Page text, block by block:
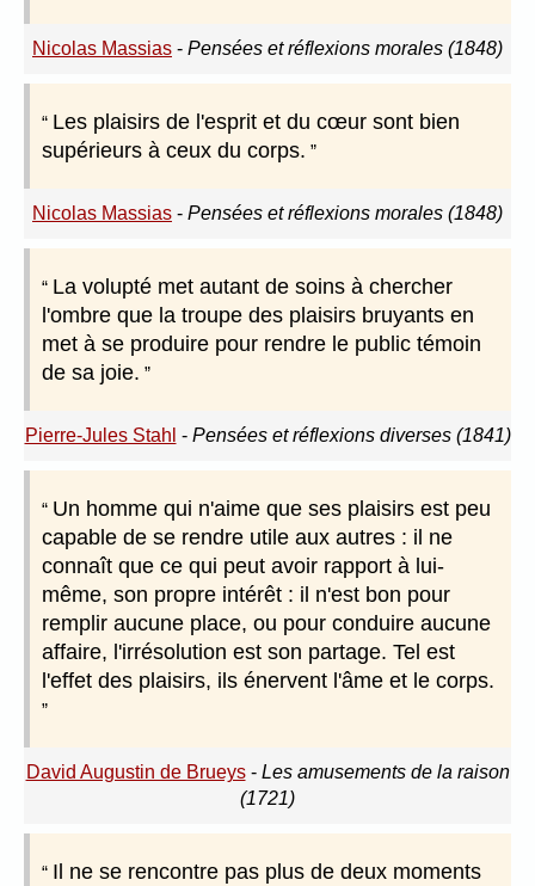
Nicolas Massias - Pensées et réflexions morales (1848)
Les plaisirs de l'esprit et du cœur sont bien
supérieurs à ceux du corps.
Nicolas Massias - Pensées et réflexions morales (1848)
La volupté met autant de soins à chercher
l'ombre que la troupe des plaisirs bruyants en
met à se produire pour rendre le public témoin
de sa joie.
Pierre-Jules Stahl - Pensées et réflexions diverses (1841)
Un homme qui n'aime que ses plaisirs est peu
capable de se rendre utile aux autres : il ne
connaît que ce qui peut avoir rapport à lui-
même, son propre intérêt : il n'est bon pour
remplir aucune place, ou pour conduire aucune
affaire, l'irrésolution est son partage. Tel est
l'effet des plaisirs, ils énervent l'âme et le corps.
David Augustin de Brueys- Les amusements de la raison
(1721)
Il ne se rencontre pas plus de deux moments